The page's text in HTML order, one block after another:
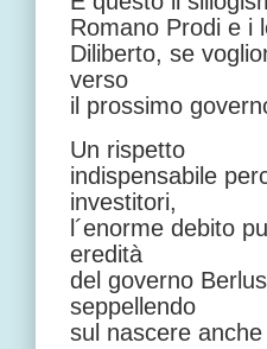
Romano Prodi e i
Diliberto, se
verso
il prossimo
Un rispetto
indispensabile
investitori,
l´enorme debito
eredità
del governo
seppellendo
sul nascere